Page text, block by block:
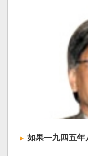
如果一九四五年